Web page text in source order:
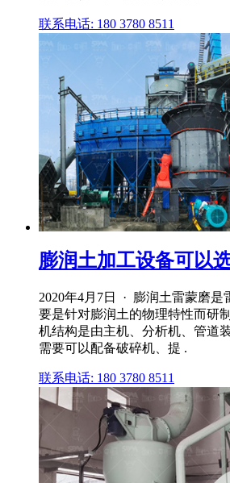
联系电话: 180 3780 8511
膨润土加工设备可以
2020年4月7日 · 膨润土雷蒙磨是
要是针对膨润土的物理特性而研
机结构是由主机、分析机、管道
需要可以配备破碎机、提 .
联系电话: 180 3780 8511